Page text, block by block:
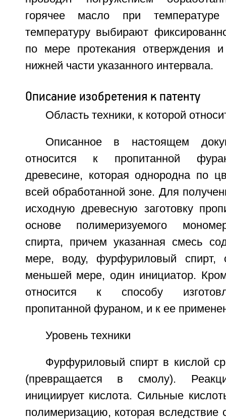
горячее масло при
температуру выбирают
по мере протекания отверждения
нижней части указанного интервала.
Описание изобретения к патенту
Область техники, к которой
Описанное в настоящем
относится к пропитанной
древесине, которая однородна по
всей обработанной зоне. Для
исходную древесную заготовку
основе полимеризуемого
спирта, причем указанная смесь
мере, воду, фурфуриловый спирт,
меньшей мере, один инициатор.
относится к способу
пропитанной фураном, и к ее
Уровень техники
Фурфуриловый спирт в кислой
(превращается в смолу).
инициирует кислота. Сильные
полимеризацию, которая вследствие